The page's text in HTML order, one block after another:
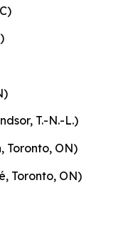
T.-N.-L.)
Toronto, ON)
Toronto, ON)